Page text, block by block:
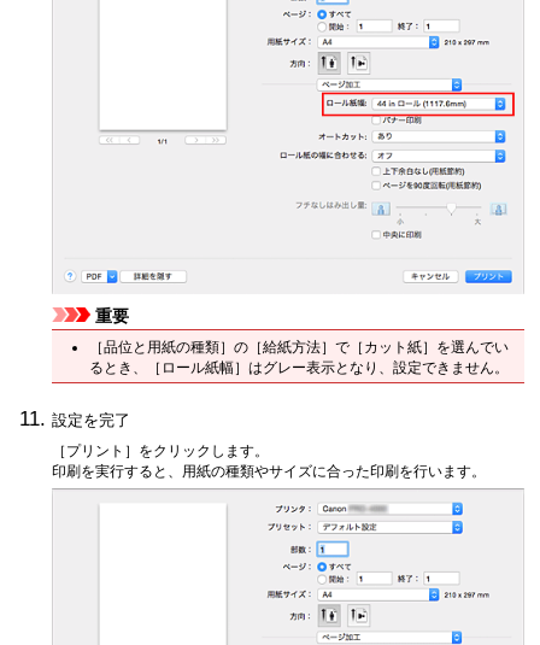
重要
［品位と用紙の種類］ の［給紙方法］で［カット紙］
を選んでい
るとき、
［ロール紙幅］ はグレー表示となり、設定できません。
設定を完了
［プリント］ をクリックします。
印刷を実行すると、用紙の種類やサイズに合った印刷を行います。